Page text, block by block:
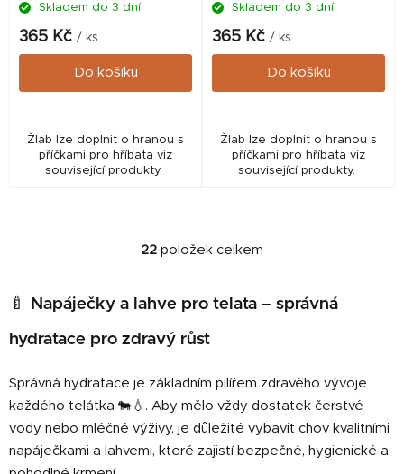
Skladem do 3 dní.
365 Kč / ks
Do košíku
Žlab lze doplnit o hranou s
příčkami pro hříbata viz
související produkty.
Skladem do 3 dní.
365 Kč / ks
Do košíku
Žlab lze doplnit o hranou s
příčkami pro hříbata viz
související produkty.
O
l
d
c
í
p
r
v
22 položek celkem
🍼 Napáječky a lahve pro telata – správná
hydratace pro zdravý růst
Správná hydratace je základním pilířem zdravého vývoje
každého telátka 🐄💧. Aby mělo vždy dostatek čerstvé
vody nebo mléčné výživy, je důležité vybavit chov kvalitními
napáječkami a lahvemi, které zajistí bezpečné, hygienické a